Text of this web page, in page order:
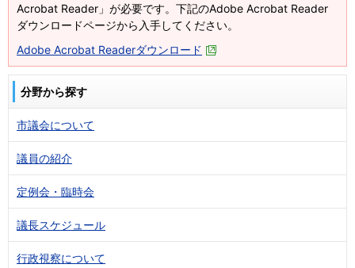
Acrobat Reader」が必要です。下記のAdobe Acrobat Reader
ダウンロードページから入手してください。
Adobe Acrobat Readerダウンロード
分野から探す
市議会について
議員の紹介
定例会・臨時会
議長スケジュール
行政視察について